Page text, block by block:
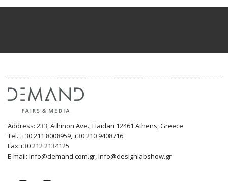
Address: 233, Athinon Ave., Haidari 12461 Athens, Greece
Tel.: +30 211 8008959, +30 210 9408716
Fax:+30 212 2134125
E-mail: info@demand.com.gr, info@designlabshow.gr